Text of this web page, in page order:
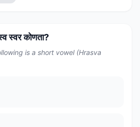
स्वर कोणता?
is a short vowel (Hrasva